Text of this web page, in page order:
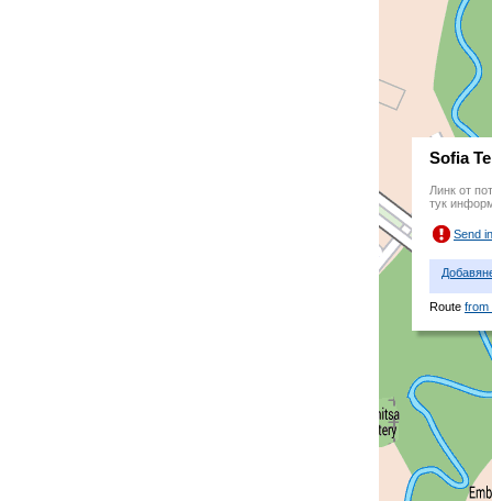
Sofia
Линк от
тук
Send
Route from